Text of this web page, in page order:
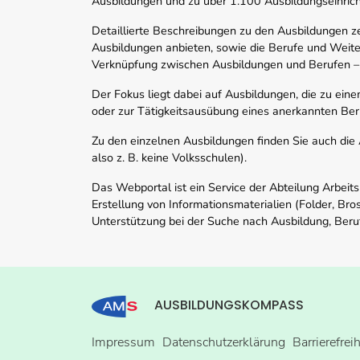
Detaillierte Beschreibungen zu den Ausbildungen
Ausbildungen anbieten, sowie die Berufe und
Verknüpfung zwischen Ausbildungen und Berufen
Der Fokus liegt dabei auf Ausbildungen, die zu
oder zur Tätigkeitsausübung eines anerkannten
Zu den einzelnen Ausbildungen finden Sie auch
also z. B. keine Volksschulen).
Das Webportal ist ein Service der Abteilung
Erstellung von Informationsmaterialien (Folder,
Unterstützung bei der Suche nach Ausbildung,
AUSBILDUNGSKOMPASS
Impressum Datenschutzerklärung